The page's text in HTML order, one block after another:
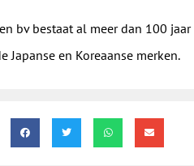
bv bestaat al meer dan 100
Japanse en Koreaanse merken.